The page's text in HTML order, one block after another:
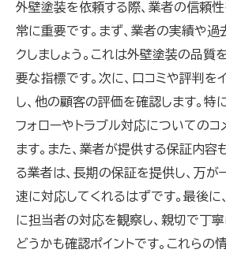
外壁塗装を依頼する際、業者の信頼
常に重要です。まず、業者の実績や過
クしましょう。これは外壁塗装の品質
要な指標です。次に、口コミや評判を
し、他の顧客の評価を確認します。特
フォローやトラブル対応についてのコ
ます。また、業者が提供する保証内容
る業者は、長期の保証を提供し、万が
速に対応してくれるはずです。最後に
に担当者の対応を観察し、親切で丁
どうかも確認ポイントです。これらの